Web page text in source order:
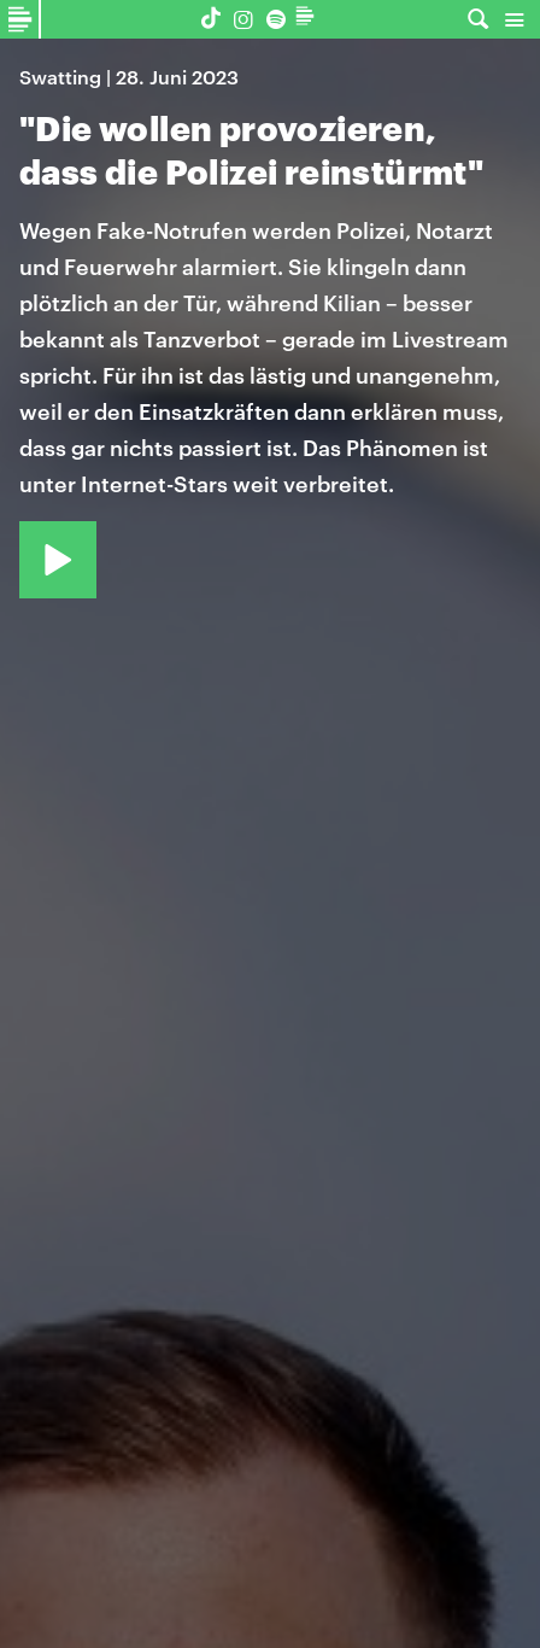
Swatting | 28. Juni 2023
"Die wollen provozieren,
dass die Polizei reinstürmt"
Wegen Fake-Notrufen werden Polizei, Notarzt
und Feuerwehr alarmiert. Sie klingeln dann
plötzlich an der Tür, während Kilian – besser
bekannt als Tanzverbot – gerade im Livestream
spricht. Für ihn ist das lästig und unangenehm,
weil er den Einsatzkräften dann erklären muss,
dass gar nichts passiert ist. Das Phänomen ist
unter Internet-Stars weit verbreitet.